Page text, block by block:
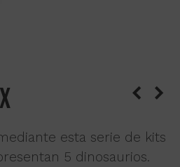
esta serie de kits
5 dinosaurios.